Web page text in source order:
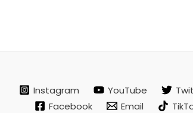
Instagram YouTube
Facebook
Email